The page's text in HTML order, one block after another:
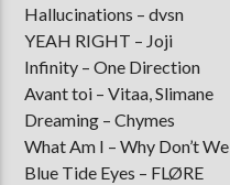
Hallucinations – dvsn
YEAH RIGHT – Joji
Infinity – One Direction
Avant toi – Vitaa, Slimane
Dreaming – Chymes
What Am I – Why Don’t We
Blue Tide Eyes – FLØRE